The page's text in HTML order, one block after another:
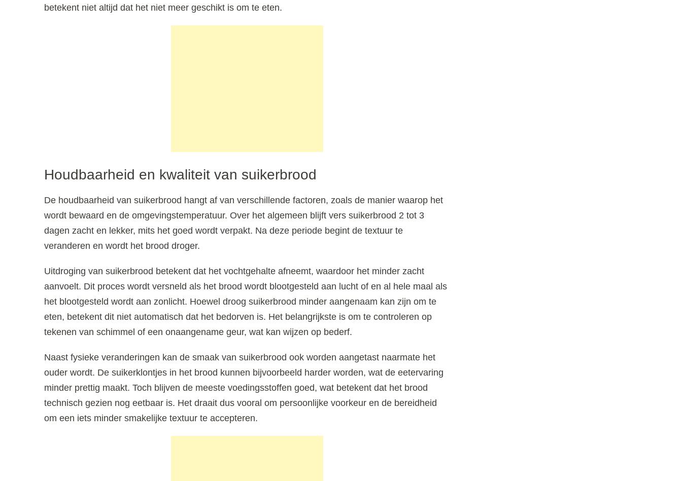
betekent niet altijd dat het niet meer geschikt is om te eten.
Houdbaarheid en kwaliteit van suikerbrood
De houdbaarheid van suikerbrood hangt af van verschillende factoren, zoals de manier waarop het
wordt bewaard en de omgevingstemperatuur. Over het algemeen blijft vers suikerbrood 2 tot 3
dagen zacht en lekker, mits het goed wordt verpakt. Na deze periode begint de textuur te
veranderen en wordt het brood droger.
Uitdroging van suikerbrood betekent dat het vochtgehalte afneemt, waardoor het minder zacht
aanvoelt. Dit proces wordt versneld als het brood wordt blootgesteld aan lucht of en al hele maal als
het blootgesteld wordt aan zonlicht. Hoewel droog suikerbrood minder aangenaam kan zijn om te
eten, betekent dit niet automatisch dat het bedorven is. Het belangrijkste is om te controleren op
tekenen van schimmel of een onaangename geur, wat kan wijzen op bederf.
Naast fysieke veranderingen kan de smaak van suikerbrood ook worden aangetast naarmate het
ouder wordt. De suikerklontjes in het brood kunnen bijvoorbeeld harder worden, wat de eetervaring
minder prettig maakt. Toch blijven de meeste voedingsstoffen goed, wat betekent dat het brood
technisch gezien nog eetbaar is. Het draait dus vooral om persoonlijke voorkeur en de bereidheid
om een iets minder smakelijke textuur te accepteren.